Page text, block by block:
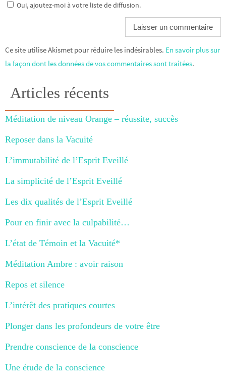
Oui, ajoutez-moi à votre liste de diffusion.
Ce site utilise Akismet pour réduire les indésirables. En savoir plus sur
la façon dont les données de vos commentaires sont traitées.
Articles récents
Méditation de niveau Orange – réussite, succès
Reposer dans la Vacuité
L’immutabilité de l’Esprit Eveillé
La simplicité de l’Esprit Eveillé
Les dix qualités de l’Esprit Eveillé
Pour en finir avec la culpabilité…
L’état de Témoin et la Vacuité*
Méditation Ambre : avoir raison
Repos et silence
L’intérêt des pratiques courtes
Plonger dans les profondeurs de votre être
Prendre conscience de la conscience
Une étude de la conscience